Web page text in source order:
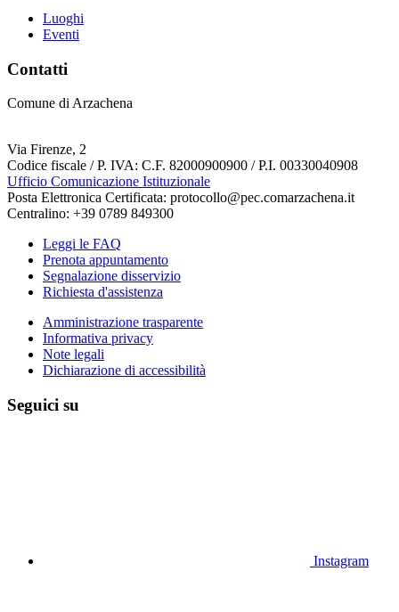
Luoghi
Eventi
Contatti
Comune di Arzachena
Via Firenze, 2
Codice fiscale / P. IVA: C.F. 82000900900 / P.I. 00330040908
Ufficio Comunicazione Istituzionale
Posta Elettronica Certificata: protocollo@pec.comarzachena.it
Centralino: +39 0789 849300
Leggi le FAQ
Prenota appuntamento
Segnalazione disservizio
Richiesta d'assistenza
Amministrazione trasparente
Informativa privacy
Note legali
Dichiarazione di accessibilità
Seguici su
Instagram